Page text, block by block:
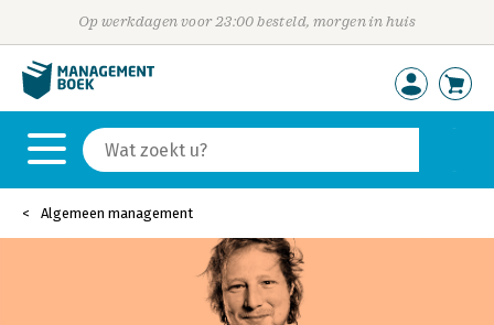
Op werkdagen voor 23:00 besteld, morgen in huis
Algemeen management